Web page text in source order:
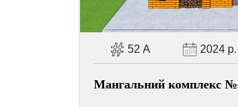
52 А 2024 р.
Мангальний комплекс